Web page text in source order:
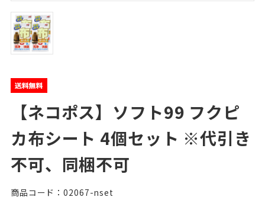
【ネコポス】ソフト99 フクピ
カ布シート 4個セット ※代引き
不可、同梱不可
商品コード：02067-nset